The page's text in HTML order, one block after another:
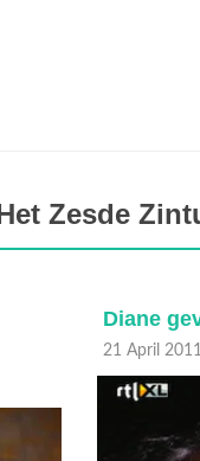
Zesde
Diane
21 April 2011